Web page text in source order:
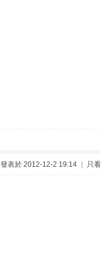
發表於 2012-12-2 19:14 只